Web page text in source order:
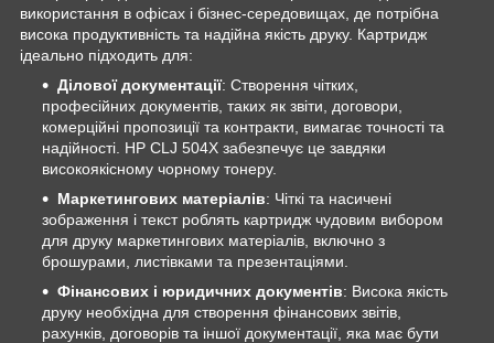
використання в офісах і бізнес-середовищах, де потрібна
висока продуктивність та надійна якість друку. Картридж
ідеально підходить для:
Ділової документації: Створення чітких,
професійних документів, таких як звіти, договори,
комерційні пропозиції та контракти, вимагає точності та
надійності. HP CLJ 504X забезпечує це завдяки
високоякісному чорному тонеру.
Маркетингових матеріалів: Чіткі та насичені
зображення і текст роблять картридж чудовим вибором
для друку маркетингових матеріалів, включно з
брошурами, листівками та презентаціями.
Фінансових і юридичних документів: Висока якість
друку необхідна для створення фінансових звітів,
рахунків, договорів та іншої документації, яка має бути